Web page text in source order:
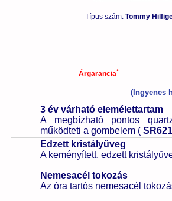
Típus szám: Tommy
Árgarancia*
(Ingyenes
3 év várható elemélettartam
A megbízható pontos
működteti a gombelem (
Edzett kristályüveg
A keményített, edzett
Nemesacél tokozás
Az óra tartós nemesacél